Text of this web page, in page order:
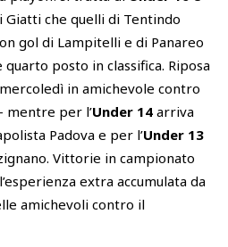
Esports
Giatti che quelli di Tentindo
gol di Lampitelli e di Panareo
posto in classifica. Riposa
in amichevole contro
mentre per l’Under 14 arriva
Padova e per l’Under 13
Vittorie in campionato
extra accumulata da
amichevoli contro il